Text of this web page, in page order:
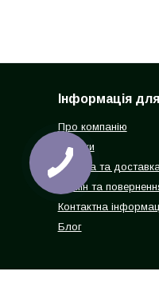
Інформація
Про компанію
Відгуки
Оплата та
Обмін та
Контактна
Блог